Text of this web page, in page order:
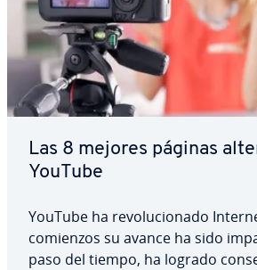
Las 8 mejores páginas
YouTube
YouTube ha re­vo­lu­cio­na­do
comienzos su avance ha sido
paso del tiempo, ha logrado